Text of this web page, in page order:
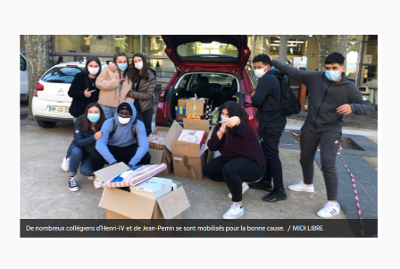
mobilisés